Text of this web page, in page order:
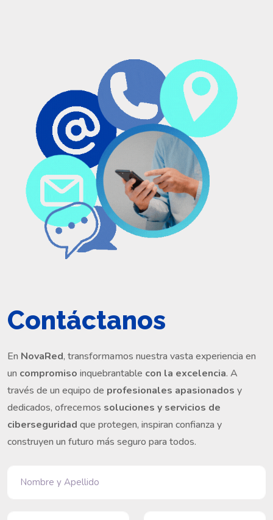
Contáctanos
En NovaRed, transformamos nuestra vasta experiencia en
un compromiso inquebrantable con la excelencia. A
través de un equipo de profesionales apasionados y
dedicados, ofrecemos soluciones y servicios de
ciberseguridad que protegen, inspiran confianza y
construyen un futuro más seguro para todos.